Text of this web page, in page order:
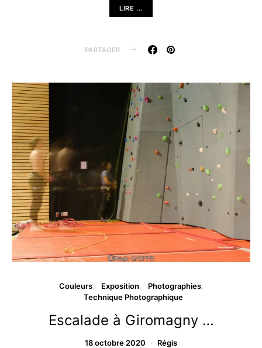
LIRE ...
PARTAGER
Couleurs Exposition
Photographies
Technique Photographique
Escalade à Giromagny …
18 octobre 2020 Régis